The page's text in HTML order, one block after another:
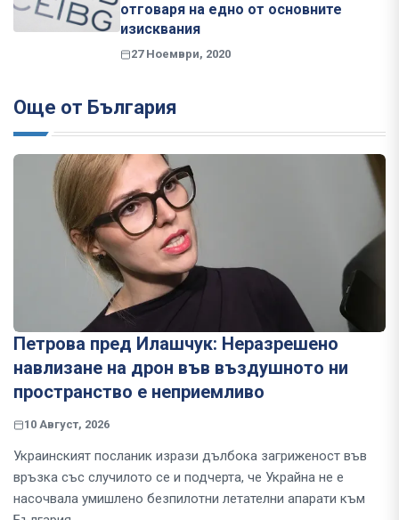
отговаря на едно от основните
изисквания
27 Ноември, 2020
Още от България
Петрова пред Илашчук: Неразрешено
навлизане на дрон във въздушното ни
пространство е неприемливо
10 Август, 2026
Украинският посланик изрази дълбока загриженост във
връзка със случилото се и подчерта, че Украйна не е
насочвала умишлено безпилотни летателни апарати към